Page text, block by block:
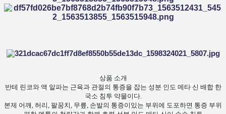
상품 소개
반테 린코와 액 알파는 근육과 관절의 통증을 잡는 성분 인도 메타 신 배합 한
국소 침투 약물이다.
본제 어깨, 허리, 팔꿈치, 무릎, 손발의 통증이있는 ​​부위에 도포하면 통증 부위